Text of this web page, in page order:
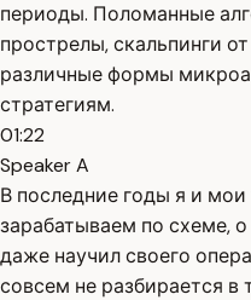
периоды. Поломанные
прострелы, скальпинги
различные формы
стратегиям.
01:22
Speaker A
В последние годы я и
зарабатываем по схеме,
даже научил своего
совсем не разбирается в